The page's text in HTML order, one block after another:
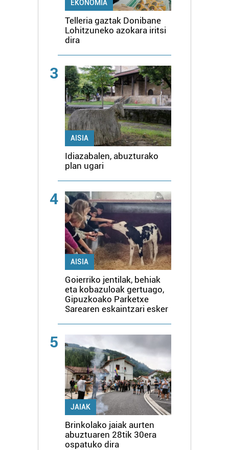
EKONOMIA
Telleria gaztak Donibane
Lohitzuneko azokara iritsi
dira
3
AISIA
Idiazabalen, abuzturako
plan ugari
4
AISIA
Goierriko jentilak, behiak
eta kobazuloak gertuago,
Gipuzkoako Parketxe
Sarearen eskaintzari esker
5
JAIAK
Brinkolako jaiak aurten
abuztuaren 28tik 30era
ospatuko dira